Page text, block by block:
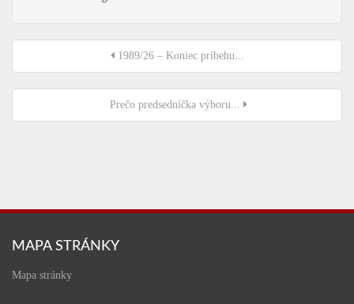
1989/26 – Koniec príbehu...
Prečo predsedníčka výboru...
MAPA STRÁNKY
Mapa stránky